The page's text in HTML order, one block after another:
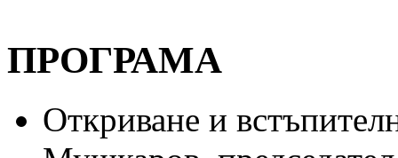
ПРОГРАМА
Откриване и